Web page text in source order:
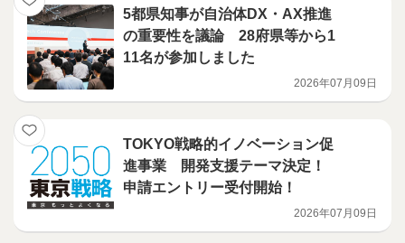
5都県知事が自治体DX・AX推進
の重要性を議論 28府県等から1
11名が参加しました
2026年07月09日
TOKYO戦略的イノベーション促
進事業 開発支援テーマ決定！
申請エントリー受付開始！
2026年07月09日